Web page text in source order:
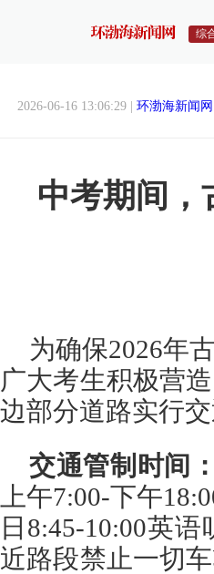
综
2026-06-16 13:06:29 | 环渤海新闻网
中考期间，
为确保2026年
广大考生积极营
边部分道路实行
交通管制时间：
上午7:00-下午
日8:45-10:00英
近路段禁止一切